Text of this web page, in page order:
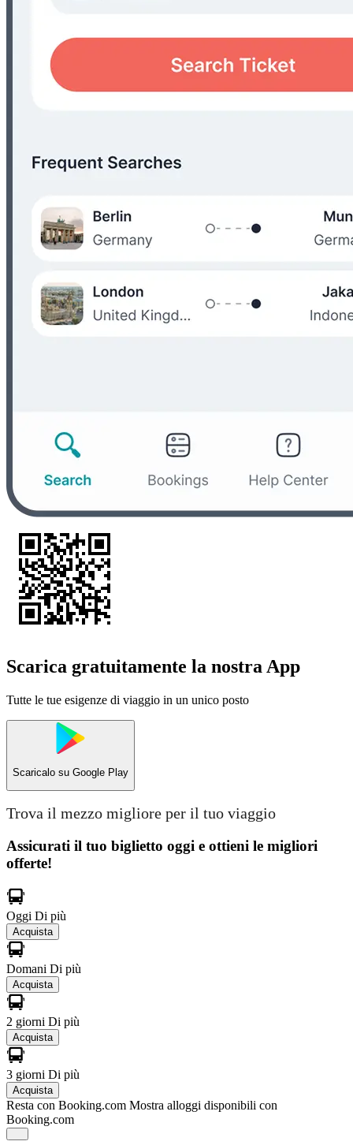
Scarica gratuitamente la nostra App
Tutte le tue esigenze di viaggio in un unico posto
Scaricalo su Google Play
Trova il mezzo migliore per il tuo viaggio
Assicurati il ​​tuo biglietto oggi e ottieni le migliori
offerte!
Oggi Di più
Acquista
Domani Di più
Acquista
2 giorni Di più
Acquista
3 giorni Di più
Acquista
Resta con Booking.com Mostra alloggi disponibili con
Booking.com